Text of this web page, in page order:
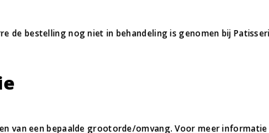
de bestelling nog niet in behandeling is genomen bij
van een bepaalde grootorde/omvang. Voor meer